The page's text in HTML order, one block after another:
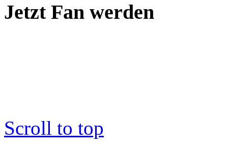
Jetzt Fan werden
Scroll to top